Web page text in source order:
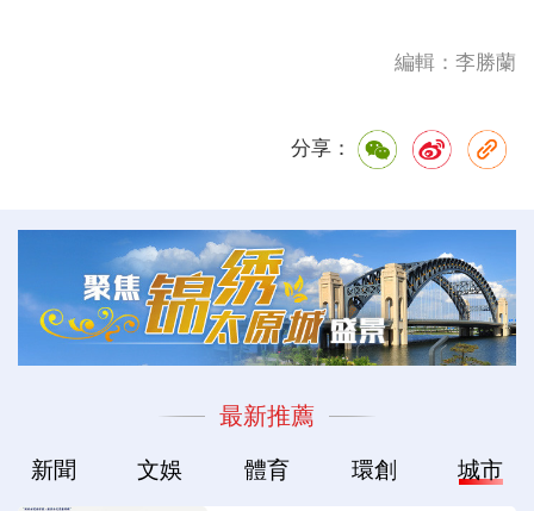
編輯：李勝蘭
分享：
最新推薦
新聞 文娛 體育 環創 城市